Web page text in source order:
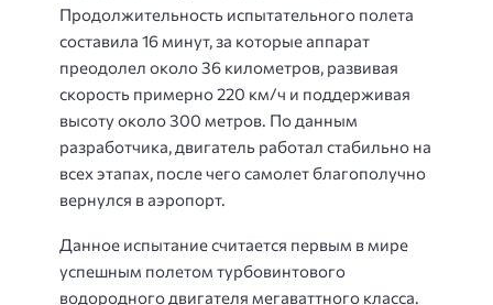
Продолжительность испытательного полета
составила 16 минут, за которые аппарат
преодолел около 36 километров, развивая
скорость примерно 220 км/ч и поддерживая
высоту около 300 метров. По данным
разработчика, двигатель работал стабильно на
всех этапах, после чего самолет благополучно
вернулся в аэропорт.
Данное испытание считается первым в мире
успешным полетом турбовинтового
водородного двигателя мегаваттного класса.